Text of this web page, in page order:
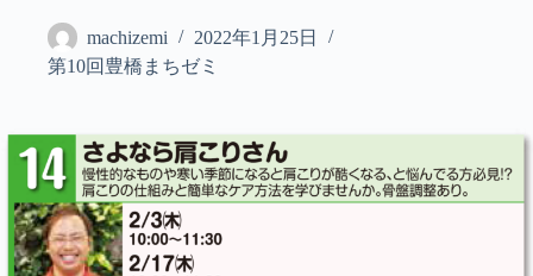
machizemi
2022年1月25日
第10回豊橋まちゼミ